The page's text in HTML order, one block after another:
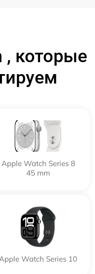
которые
Apple Watch Series 8
45 mm
Watch Series 10